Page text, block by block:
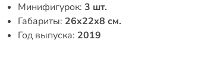
Минифигурок: 3 шт.
Габариты: 26x22x8 см.
Год выпуска: 2019